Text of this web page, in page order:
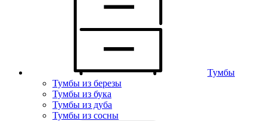
Тумбы
Тумбы из березы
Тумбы из бука
Тумбы из дуба
Тумбы из сосны